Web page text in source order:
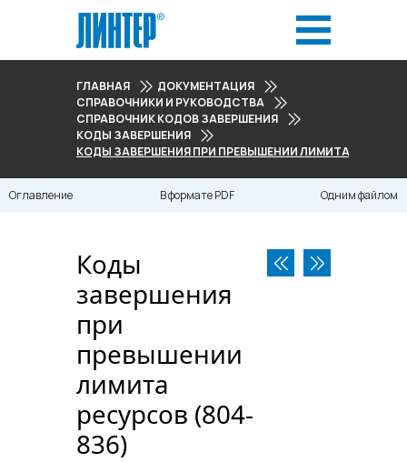
ГЛАВНАЯ
ДОКУМЕНТАЦИЯ
СПРАВОЧНИКИ И РУКОВОДСТВА
СПРАВОЧНИК КОДОВ ЗАВЕРШЕНИЯ
КОДЫ ЗАВЕРШЕНИЯ
КОДЫ ЗАВЕРШЕНИЯ ПРИ ПРЕВЫШЕНИИ ЛИМИТА
Оглавление В формате PDF Одним файлом
Коды
завершения
при
превышении
лимита
ресурсов (804-
836)